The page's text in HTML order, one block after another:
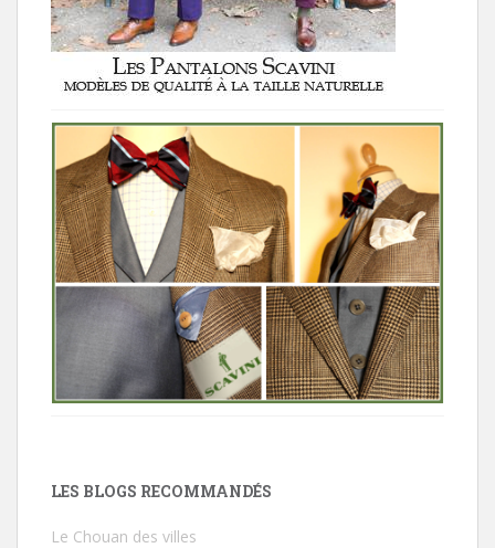
LES BLOGS RECOMMANDÉS
Le Chouan des villes